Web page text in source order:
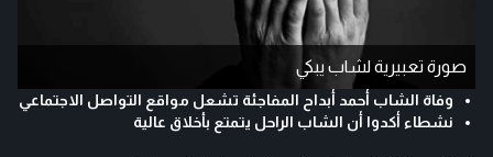
صورة تعبيرية لشاب يبكي
وفاة الشاب أحمد أبداح المفاجئة تشعل مواقع التواصل الاجتماعي
نشطاء أكدوا أن الشاب الراحل يتمتع بأخلاق عالية